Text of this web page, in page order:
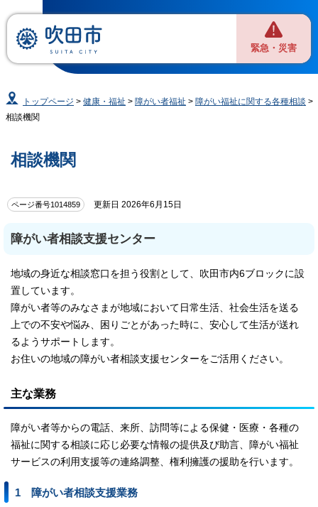
緊急・災害
トップページ >健康・福祉 > 障がい者福祉 > 障がい福祉に関する各種相談 >
相談機関
相談機関
ページ番号1014859 更新日 2026年6月15日
障がい者相談支援センター
地域の身近な相談窓口を担う役割として、吹田市内6ブロックに設
置しています。
障がい者等のみなさまが地域において日常生活、社会生活を送る
上での不安や悩み、困りごとがあった時に、安心して生活が送れ
るようサポートします。
お住いの地域の障がい者相談支援センターをご活用ください。
主な業務
障がい者等からの電話、来所、訪問等による保健・医療・各種の
福祉に関する相談に応じ必要な情報の提供及び助言、障がい福祉
サービスの利用支援等の連絡調整、権利擁護の援助を行います。
1 障がい者相談支援業務